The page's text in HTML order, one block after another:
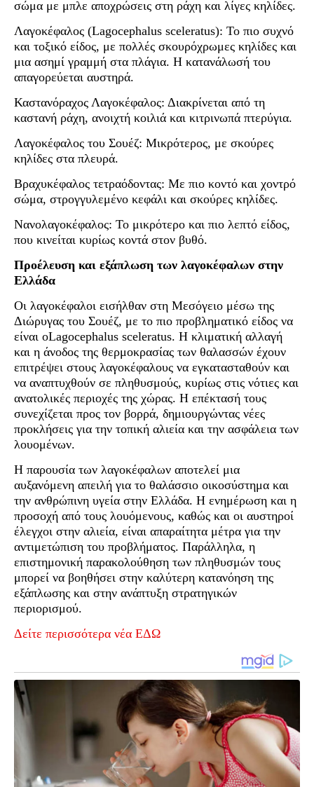
σώμα με μπλε αποχρώσεις στη ράχη και λίγες κηλίδες.
Λαγοκέφαλος (Lagocephalus sceleratus): Το πιο συχνό
και τοξικό είδος, με πολλές σκουρόχρωμες κηλίδες και
μια ασημί γραμμή στα πλάγια. Η κατανάλωσή του
απαγορεύεται αυστηρά.
Καστανόραχος Λαγοκέφαλος: Διακρίνεται από τη
καστανή ράχη, ανοιχτή κοιλιά και κιτρινωπά πτερύγια.
Λαγοκέφαλος του Σουέζ: Μικρότερος, με σκούρες
κηλίδες στα πλευρά.
Βραχυκέφαλος τετραόδοντας: Με πιο κοντό και χοντρό
σώμα, στρογγυλεμένο κεφάλι και σκούρες κηλίδες.
Νανολαγοκέφαλος: Το μικρότερο και πιο λεπτό είδος,
που κινείται κυρίως κοντά στον βυθό.
Προέλευση και εξάπλωση των λαγοκέφαλων στην
Ελλάδα
Οι λαγοκέφαλοι εισήλθαν στη Μεσόγειο μέσω της
Διώρυγας του Σουέζ, με το πιο προβληματικό είδος να
είναι οLagocephalus sceleratus. Η κλιματική αλλαγή
και η άνοδος της θερμοκρασίας των θαλασσών έχουν
επιτρέψει στους λαγοκέφαλους να εγκατασταθούν και
να αναπτυχθούν σε πληθυσμούς, κυρίως στις νότιες και
ανατολικές περιοχές της χώρας. Η επέκτασή τους
συνεχίζεται προς τον βορρά, δημιουργώντας νέες
προκλήσεις για την τοπική αλιεία και την ασφάλεια των
λουομένων.
Η παρουσία των λαγοκέφαλων αποτελεί μια
αυξανόμενη απειλή για το θαλάσσιο οικοσύστημα και
την ανθρώπινη υγεία στην Ελλάδα. Η ενημέρωση και η
προσοχή από τους λουόμενους, καθώς και οι αυστηροί
έλεγχοι στην αλιεία, είναι απαραίτητα μέτρα για την
αντιμετώπιση του προβλήματος. Παράλληλα, η
επιστημονική παρακολούθηση των πληθυσμών τους
μπορεί να βοηθήσει στην καλύτερη κατανόηση της
εξάπλωσης και στην ανάπτυξη στρατηγικών
περιορισμού.
Δείτε περισσότερα νέα ΕΔΩ